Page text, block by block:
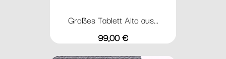
Großes Tablett Alto aus...
Preis
99,00 €